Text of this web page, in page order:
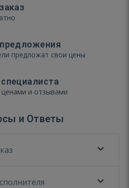
предложат свои цены
и отзывами
и Ответы